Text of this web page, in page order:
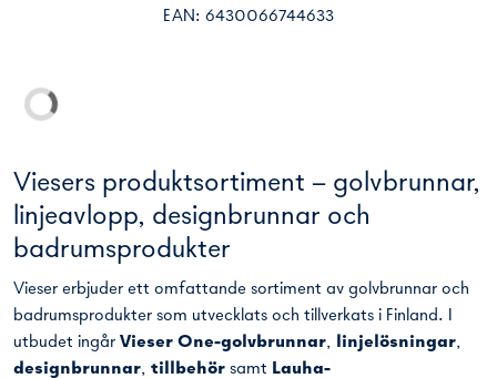
EAN: 6430066744633
Vieser Kaita Link sil och ram 900 svart
EAN: 6430066744664
NY
Vieser Kaita Link sil och ram 1000 svart